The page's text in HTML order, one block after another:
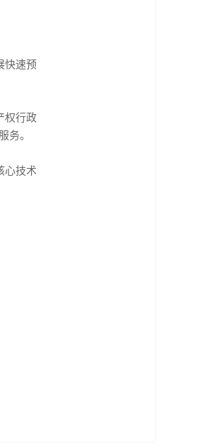
快速预
权行政
务。
心技术